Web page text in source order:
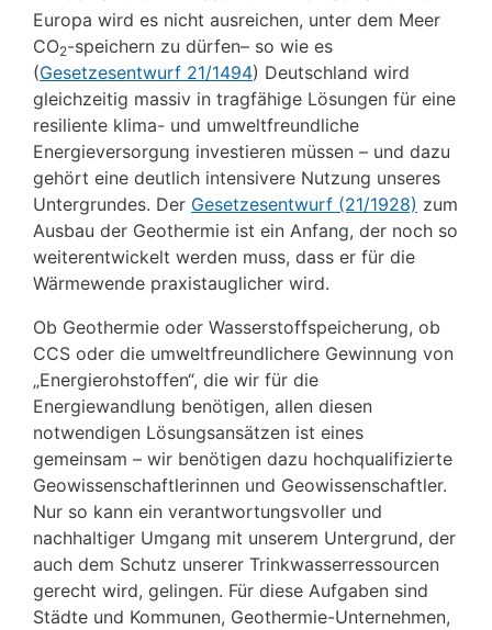
Europa wird es nicht ausreichen, unter dem Meer
CO2-speichern zu dürfen– so wie es
(Gesetzesentwurf 21/1494) Deutschland wird
gleichzeitig massiv in tragfähige Lösungen für eine
resiliente klima- und umweltfreundliche
Energieversorgung investieren müssen – und dazu
gehört eine deutlich intensivere Nutzung unseres
Untergrundes. Der Gesetzesentwurf (21/1928) zum
Ausbau der Geothermie ist ein Anfang, der noch so
weiterentwickelt werden muss, dass er für die
Wärmewende praxistauglicher wird.
Ob Geothermie oder Wasserstoffspeicherung, ob
CCS oder die umweltfreundlichere Gewinnung von
„Energierohstoffen“, die wir für die
Energiewandlung benötigen, allen diesen
notwendigen Lösungsansätzen ist eines
gemeinsam – wir benötigen dazu hochqualifizierte
Geowissenschaftlerinnen und Geowissenschaftler.
Nur so kann ein verantwortungsvoller und
nachhaltiger Umgang mit unserem Untergrund, der
auch dem Schutz unserer Trinkwasserressourcen
gerecht wird, gelingen. Für diese Aufgaben sind
Städte und Kommunen, Geothermie-Unternehmen,